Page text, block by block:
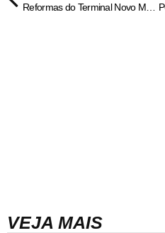
VEJA MAIS